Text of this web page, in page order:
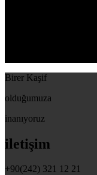
Birer Kaşif
olduğumuza
inanıyoruz
iletişim
+90(242) 321 12 21